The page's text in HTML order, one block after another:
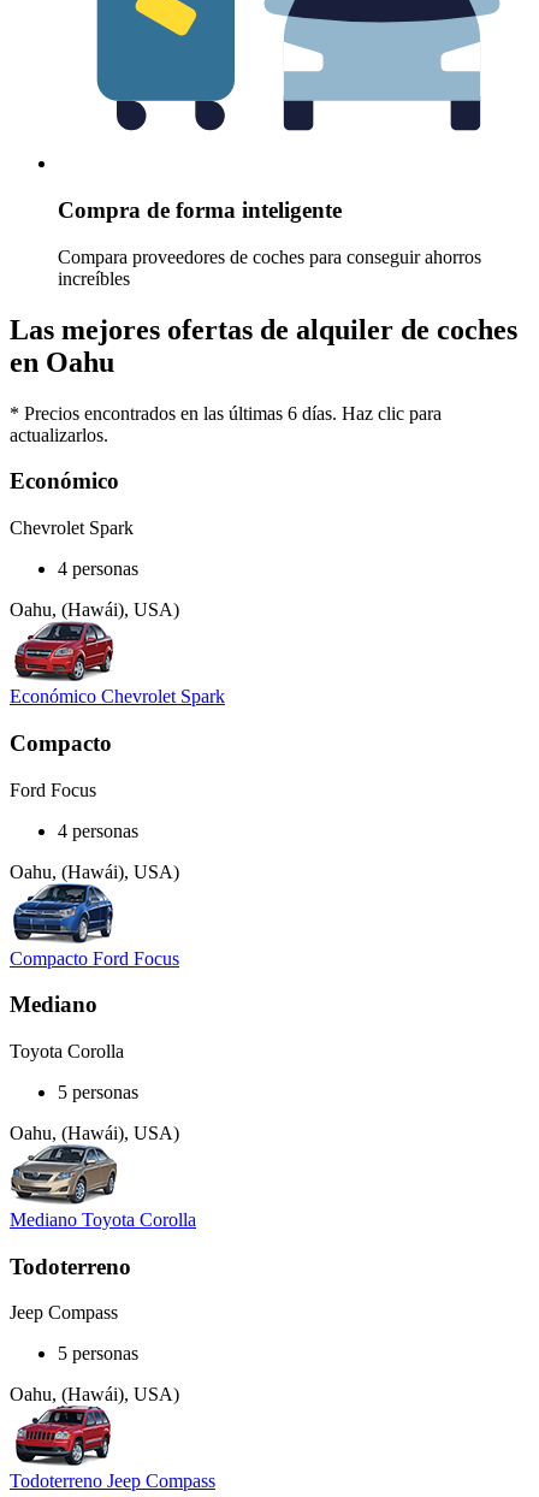
Compra de forma inteligente
Compara proveedores de coches para conseguir ahorros
increíbles
Las mejores ofertas de alquiler de coches
en Oahu
* Precios encontrados en las últimas 6 días. Haz clic para
actualizarlos.
Económico
Chevrolet Spark
4 personas
Oahu, (Hawái), USA)
Económico Chevrolet Spark
Compacto
Ford Focus
4 personas
Oahu, (Hawái), USA)
Compacto Ford Focus
Mediano
Toyota Corolla
5 personas
Oahu, (Hawái), USA)
Mediano Toyota Corolla
Todoterreno
Jeep Compass
5 personas
Oahu, (Hawái), USA)
Todoterreno Jeep Compass